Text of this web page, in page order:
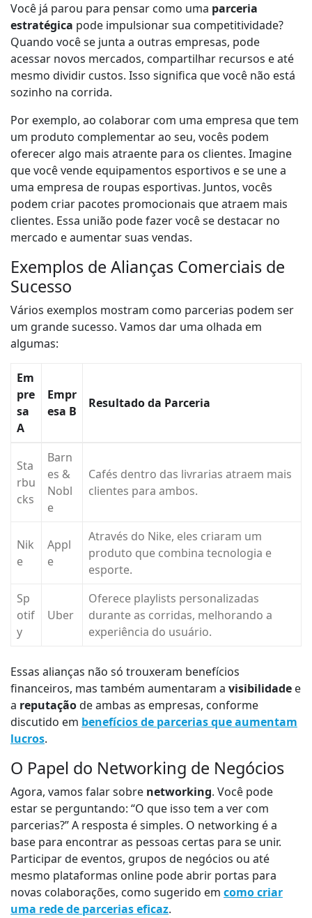
Você já parou para pensar como uma parceria
estratégica pode impulsionar sua competitividade?
Quando você se junta a outras empresas, pode
acessar novos mercados, compartilhar recursos e até
mesmo dividir custos. Isso significa que você não está
sozinho na corrida.
Por exemplo, ao colaborar com uma empresa que tem
um produto complementar ao seu, vocês podem
oferecer algo mais atraente para os clientes. Imagine
que você vende equipamentos esportivos e se une a
uma empresa de roupas esportivas. Juntos, vocês
podem criar pacotes promocionais que atraem mais
clientes. Essa união pode fazer você se destacar no
mercado e aumentar suas vendas.
Exemplos de Alianças Comerciais de
Sucesso
Vários exemplos mostram como parcerias podem ser
um grande sucesso. Vamos dar uma olhada em
algumas:
Em
pre
sa
A
Empr
esa B
Resultado da Parceria
Sta
rbu
cks
Barn
es &
Nobl
e
Cafés dentro das livrarias atraem mais
clientes para ambos.
Nik
e
Appl
e
Através do Nike, eles criaram um
produto que combina tecnologia e
esporte.
Sp
otif
y
Uber
Oferece playlists personalizadas
durante as corridas, melhorando a
experiência do usuário.
Essas alianças não só trouxeram benefícios
financeiros, mas também aumentaram a visibilidade e
a reputaçãode ambas as empresas, conforme
discutido em benefícios de parcerias que aumentam
lucros.
O Papel do Networking de Negócios
Agora, vamos falar sobre networking. Você pode
estar se perguntando: “O que isso tem a ver com
parcerias?” A resposta é simples. O networking é a
base para encontrar as pessoas certas para se unir.
Participar de eventos, grupos de negócios ou até
mesmo plataformas online pode abrir portas para
novas colaborações, como sugerido em como criar
uma rede de parcerias eficaz.